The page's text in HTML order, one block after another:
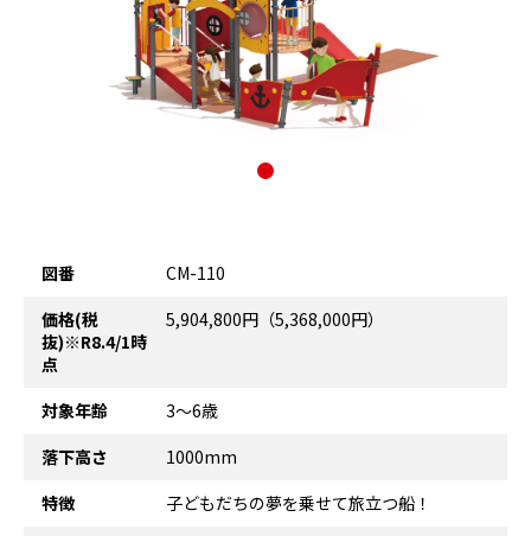
図番
CM-110
価格(税
抜)※R8.4/1時
点
5,904,800円（5,368,000円）
対象年齢
3～6歳
落下高さ
1000mm
特徴
子どもだちの夢を乗せて旅立つ船！